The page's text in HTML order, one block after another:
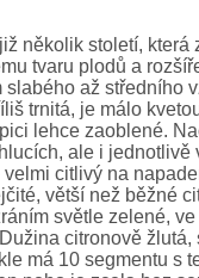
několik století, která
tvaru plodů a
až středního
trnitá, je málo
lehce zaoblené.
ale i jednotlivě
citlivý na
větší než běžné
světle zelené,
citronově žlutá,
má 10 segmentu s